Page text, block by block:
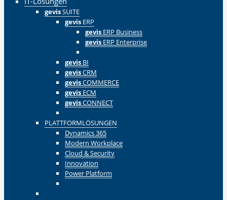
gevisSUITE
gevis ERP
gevis ERP Business
gevis ERP Enterprise
gevis BI
gevisCRM
gevisCOMMERCE
gevis ECM
gevisCONNECT
PLATTFORMLÖSUNGEN
Dynamics 365
Modern Workplace
Cloud & Security
Innovation
Power Platform